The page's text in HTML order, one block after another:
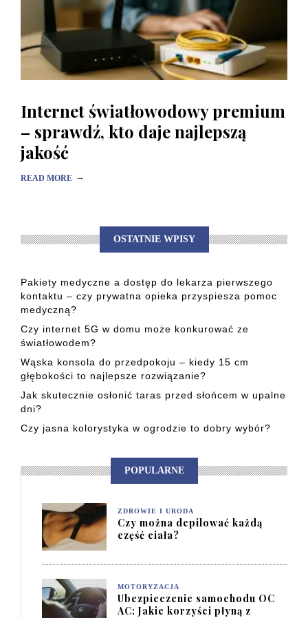
Internet światłowodowy premium
– sprawdź, kto daje najlepszą
jakość
READ MORE →
OSTATNIE WPISY
Pakiety medyczne a dostęp do lekarza pierwszego
kontaktu – czy prywatna opieka przyspiesza pomoc
medyczną?
Czy internet 5G w domu może konkurować ze
światłowodem?
Wąska konsola do przedpokoju – kiedy 15 cm
głębokości to najlepsze rozwiązanie?
Jak skutecznie osłonić taras przed słońcem w upalne
dni?
Czy jasna kolorystyka w ogrodzie to dobry wybór?
POPULARNE
ZDROWIE I URODA
Czy można depilować każdą
część ciała?
MOTORYZACJA
Ubezpieczenie samochodu OC
AC: Jakie korzyści płyną z